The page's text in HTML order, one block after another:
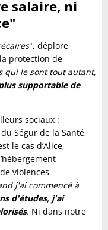
salaire, ni
", déplore
protection de
qui le sont tout autant,
supportable de
sociaux :
Ségur de la Santé,
le cas d’Alice,
violences
j'ai commencé à
d'études, j'ai
. Ni dans notre